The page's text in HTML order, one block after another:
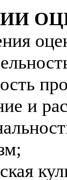
и